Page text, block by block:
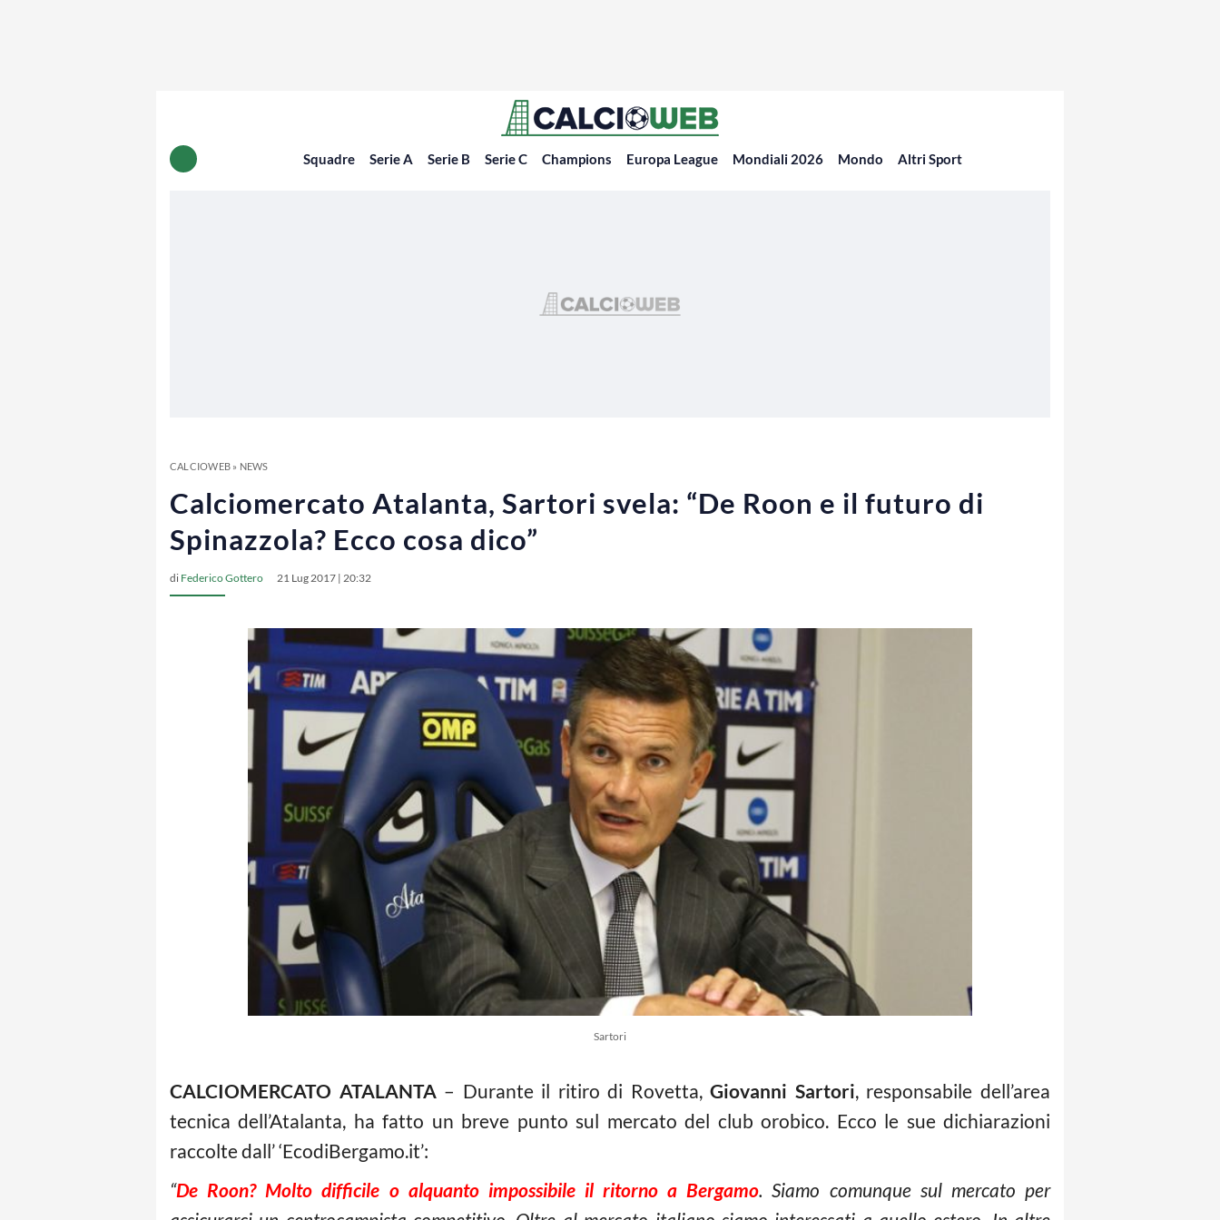
Squadre Serie A Serie B Serie C Champions Europa League Mondiali 2026 Mondo Altri Sport
CALCIOWEB» NEWS
Calciomercato Atalanta, Sartori svela: “De Roon e il futuro di
Spinazzola? Ecco cosa dico”
di Federico Gottero 21 Lug 2017 | 20:32
Sartori
CALCIOMERCATO ATALANTA– Durante il ritiro di Rovetta,Giovanni Sartori, responsabile dell’area
tecnica dell’Atalanta, ha fatto un breve punto sul mercato del club orobico. Ecco le sue dichiarazioni
raccolte dall’ ‘EcodiBergamo.it’:
“De Roon? Molto difficile o alquanto impossibile il ritorno a Bergamo. Siamo comunque sul mercato per